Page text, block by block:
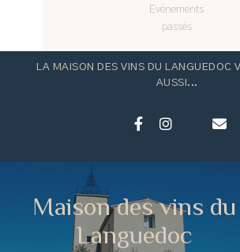
Evénements
passés
LA MAISON DES VINS DU LANGUEDOC
AUSSI...
Maison des vins du
Languedoc